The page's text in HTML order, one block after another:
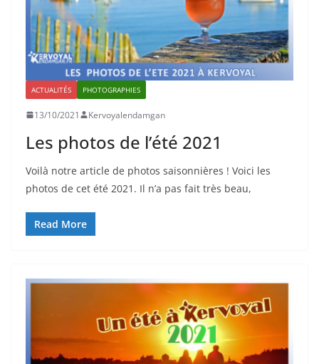
ACTUALITÉS PHOTOGRAPHIES
13/10/2021 Kervoyalendamgan
Les photos de l’été 2021
Voilà notre article de photos saisonnières ! Voici les
photos de cet été 2021. Il n’a pas fait très beau,
Read More